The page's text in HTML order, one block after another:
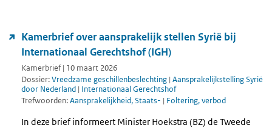
Kamerbrief over aansprakelijk stellen Syrië bij
Internationaal Gerechtshof (IGH)
Kamerbrief | 10 maart 2026
Dossier:Vreedzame geschillenbeslechting | Aansprakelijkstelling Syrië
door Nederland | Internationaal Gerechtshof
Trefwoorden:Aansprakelijkheid, Staats- | Foltering, verbod
In deze brief informeert Minister Hoekstra (BZ) de Tweede